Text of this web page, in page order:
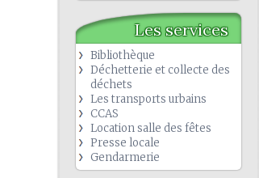
Les services
Bibliothèque
Déchetterie et collecte des
déchets
Les transports urbains
CCAS
Location salle des fêtes
Presse locale
Gendarmerie